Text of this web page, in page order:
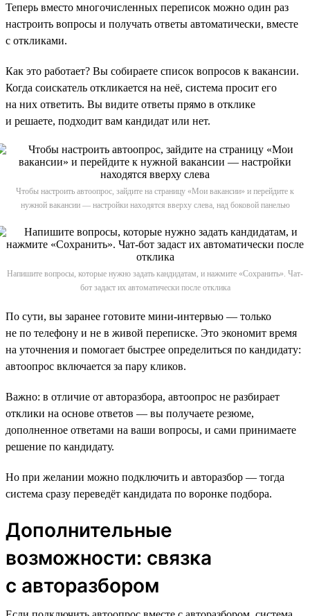
Теперь вместо многочисленных переписок можно один раз
настроить вопросы и получать ответы автоматически, вместе
с откликами.
Как это работает? Вы собираете список вопросов к вакансии.
Когда соискатель откликается на неё, система просит его
на них ответить. Вы видите ответы прямо в отклике
и решаете, подходит вам кандидат или нет.
Чтобы настроить автоопрос, зайдите на страницу «Мои вакансии» и перейдите к
нужной вакансии — настройки находятся вверху слева, над боковой панелью
Напишите вопросы, которые нужно задать кандидатам, и нажмите «Сохранить». Чат-
бот задаст их автоматически после отклика
По сути, вы заранее готовите мини-интервью — только
не по телефону и не в живой переписке. Это экономит время
на уточнения и помогает быстрее определиться по кандидату:
автоопрос включается за пару кликов.
Важно: в отличие от авторазбора, автоопрос не разбирает
отклики на основе ответов — вы получаете резюме,
дополненное ответами на ваши вопросы, и сами принимаете
решение по кандидату.
Но при желании можно подключить и авторазбор — тогда
система сразу переведёт кандидата по воронке подбора.
Дополнительные
возможности: связка
с авторазбором